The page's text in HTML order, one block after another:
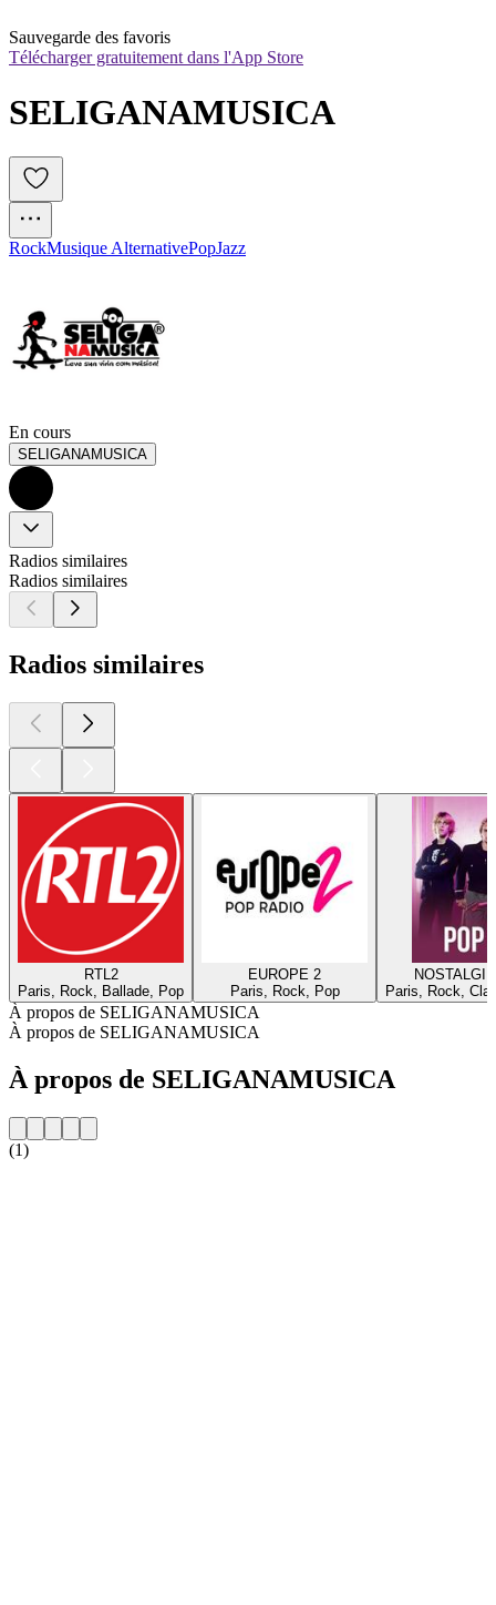
Sauvegarde des favoris
Télécharger gratuitement dans l'App Store
SELIGANAMUSICA
RockMusique AlternativePopJazz
En cours
SELIGANAMUSICA
Radios similaires
Radios similaires
Radios similaires
RTL2
Paris, Rock, Ballade, Pop
EUROPE 2
Paris, Rock, Pop
Paris, Rock,
À propos de SELIGANAMUSICA
À propos de SELIGANAMUSICA
À propos de SELIGANAMUSICA
(1)